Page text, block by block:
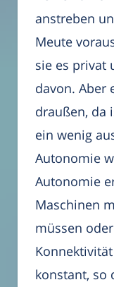
anstreben
Meute
sie es privat
davon. Aber
draußen, da
ein wenig
Autonomie
Autonomie
Maschinen
müssen
konstant, so